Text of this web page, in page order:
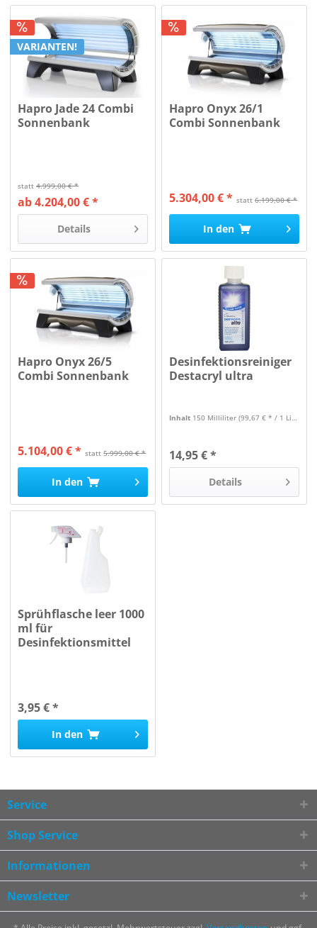
VARIANTEN!
Hapro Jade 24 Combi
Sonnenbank
statt4.999,00 € *
ab 4.204,00 € *
Details
Hapro Onyx 26/1
Combi Sonnenbank
statt6.199,00 € *
5.304,00 € *
In den
Hapro Onyx 26/5
Combi Sonnenbank
statt5.999,00 € *
5.104,00 € *
In den
Desinfektionsreiniger
Destacryl ultra
Inhalt 150 Milliliter(99,67 € * / 1 Liter)
14,95 € *
Details
Sprühflasche leer 1000
ml für
Desinfektionsmittel
3,95 € *
In den
Service
Shop Service
Informationen
Newsletter